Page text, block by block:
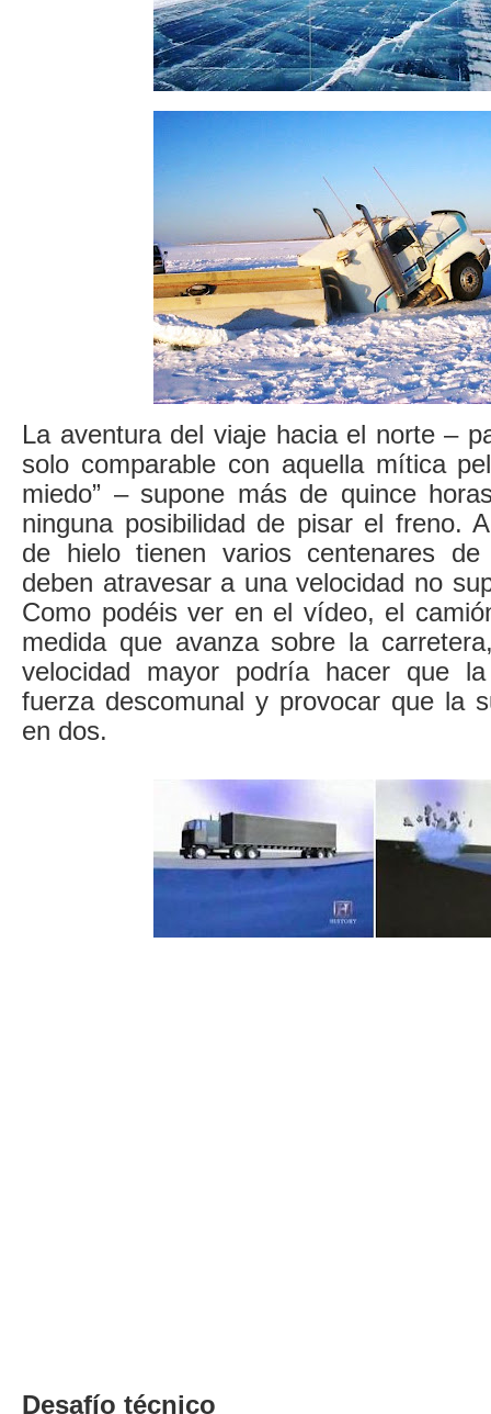
La aventura del viaje hacia el norte –
solo comparable con aquella mítica
miedo” – supone más de quince
ninguna posibilidad de pisar el freno.
de hielo tienen varios centenares
deben atravesar a una velocidad no
Como podéis ver en el vídeo, el
medida que avanza sobre la
velocidad mayor podría hacer que
fuerza descomunal y provocar que la
en dos.
Desafío técnico